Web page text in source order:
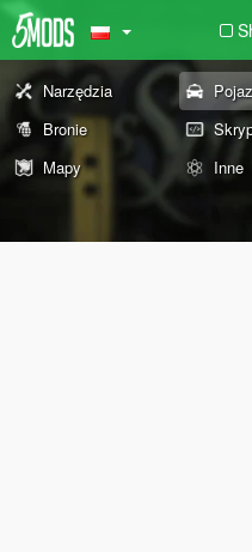
Narzędzia
Bronie
Mapy
Inne